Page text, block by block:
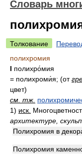
Словарь
Толкование
полихромия
I полихро́мия
= полихроми́я; (от
цвет)
см. тж.
1) иск.
архитектуре,
Полихромия в
Полихромия